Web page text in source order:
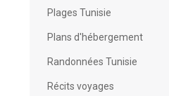
Plages Tunisie
Plans d'hébergement
Randonnées Tunisie
Récits voyages